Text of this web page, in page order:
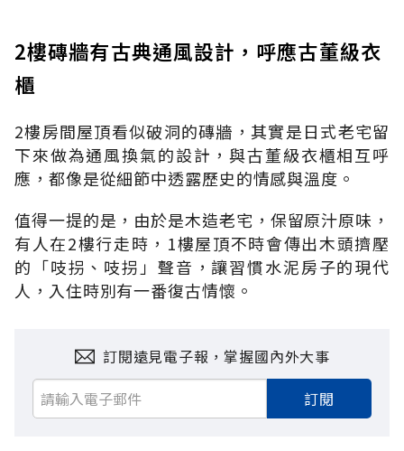
2樓磚牆有古典通風設計，呼應古董級衣
櫃
2樓房間屋頂看似破洞的磚牆，其實是日式老宅留
下來做為通風換氣的設計，與古董級衣櫃相互呼
應，都像是從細節中透露歷史的情感與溫度。
值得一提的是，由於是木造老宅，保留原汁原味，
有人在2樓行走時，1樓屋頂不時會傳出木頭擠壓
的「吱拐、吱拐」聲音，讓習慣水泥房子的現代
人，入住時別有一番復古情懷。
訂閱遠見電子報，掌握國內外大事
訂閱